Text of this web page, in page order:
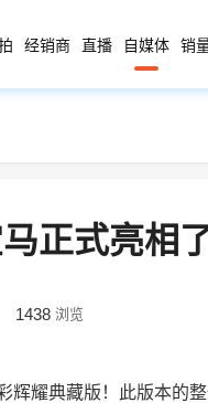
经销商 直播 自媒体 销
正式亮相
1438 浏览
辉耀典藏版！此版本的